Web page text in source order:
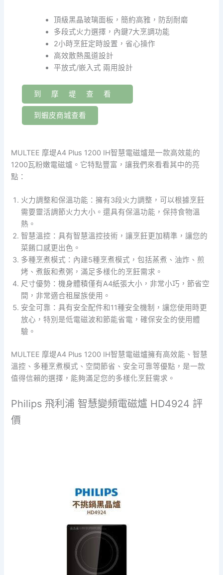
頂級黑晶玻璃面板，簡約高雅，防刮耐磨
多段式火力選擇，內鍵7大烹調功能
2小時烹飪定時設置，省心操作
高效散熱風道設計
平放式/嵌入式 兩用設計
到摩堤查看
到蝦皮商城查看
MULTEE 摩堤A4 Plus 1200 IH智慧電磁爐是一款高效能的
1200瓦粉嫩電磁爐。它特點豐富，讓我們來看看其中的亮
點：
火力調整和保溫功能：擁有3段火力調整，可以根據烹飪
需要靈活調節火力大小。還具有保溫功能，保持食物溫
熱。
智慧溫控：具有智慧溫控技術，讓烹飪更加精準，讓您的
菜餚口感更出色。
多種烹煮模式：內建5種烹煮模式，包括蒸煮、油炸、煎
烤、煮飯和煮粥，滿足多樣化的烹飪需求。
尺寸優勢：機身體積僅有A4紙張大小，非常小巧，節省空
間，非常適合租屋族使用。
安全可靠：具有安全配件和11種安全機制，讓您使用時更
放心，特別是低電磁波和節能省電，確保安全的使用體
驗。
MULTEE 摩堤A4 Plus 1200 IH智慧電磁爐擁有高效能、智慧
溫控、多種烹煮模式、空間節省、安全可靠等優點，是一款
值得信賴的選擇，能夠滿足您的多樣化烹飪需求。
Philips 飛利浦 智慧變頻電磁爐 HD4924 評
價